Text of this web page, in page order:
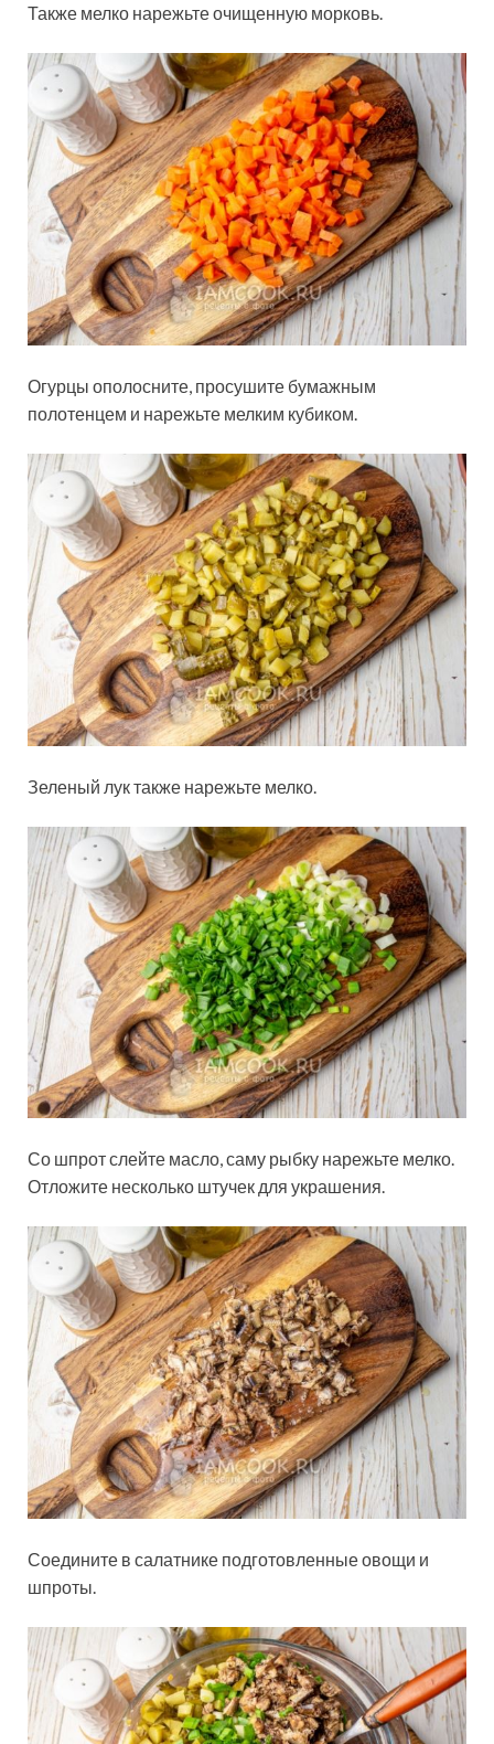
Также мелко нарежьте очищенную морковь.
Огурцы ополосните, просушите бумажным
полотенцем и нарежьте мелким кубиком.
Зеленый лук также нарежьте мелко.
Со шпрот слейте масло, саму рыбку нарежьте мелко.
Отложите несколько штучек для украшения.
Соедините в салатнике подготовленные овощи и
шпроты.